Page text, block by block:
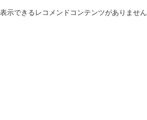
表示できるレコメンドコンテンツがありません